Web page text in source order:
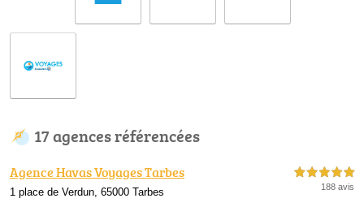
17 agences référencées
Agence Havas Voyages Tarbes
1 place de Verdun, 65000 Tarbes
5,0 étoiles sur 5
188 avis